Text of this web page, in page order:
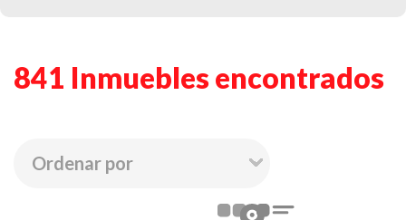
841 Inmuebles encontrados